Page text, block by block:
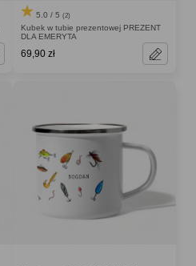
5.0 / 5 (2)
Kubek w tubie prezentowej PREZENT
DLA EMERYTA
69,90 zł